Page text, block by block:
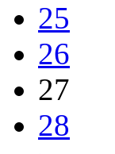
25
26
27
28